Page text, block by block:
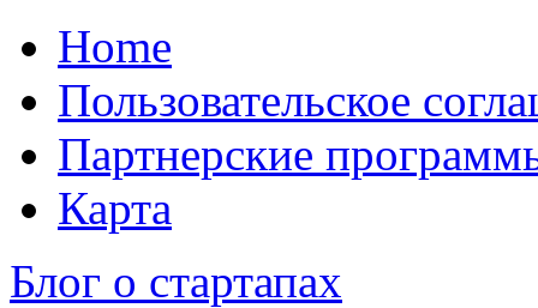
Home
Пользовательское
Партнерские
Карта
Блог о стартапах